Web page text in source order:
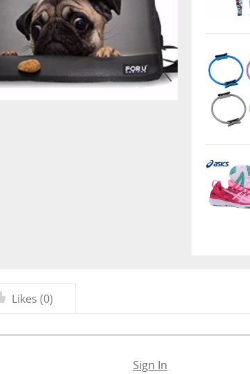
Likes (0)
Sign In